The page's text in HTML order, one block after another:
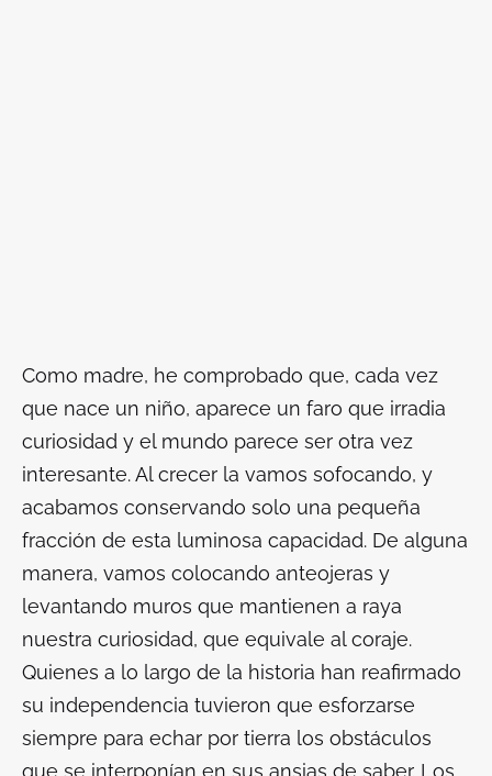
Como madre, he comprobado que, cada vez
que nace un niño, aparece un faro que irradia
curiosidad y el mundo parece ser otra vez
interesante. Al crecer la vamos sofocando, y
acabamos conservando solo una pequeña
fracción de esta luminosa capacidad. De alguna
manera, vamos colocando anteojeras y
levantando muros que mantienen a raya
nuestra curiosidad, que equivale al coraje.
Quienes a lo largo de la historia han reafirmado
su independencia tuvieron que esforzarse
siempre para echar por tierra los obstáculos